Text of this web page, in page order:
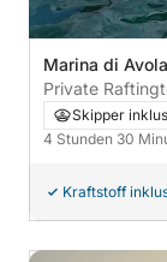
Marina di
Private
und Aperitif
Skipper
4 Stunden 30
Kraftstoff